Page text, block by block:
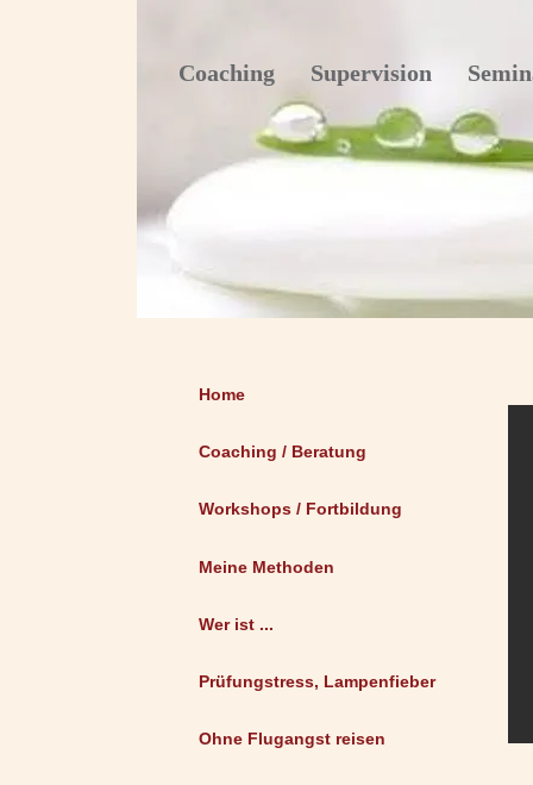
Coaching Supervision
Home
Coaching / Beratung
Workshops / Fortbildung
Meine Methoden
Wer ist ...
Prüfungstress, Lampenfieber
Ohne Flugangst reisen